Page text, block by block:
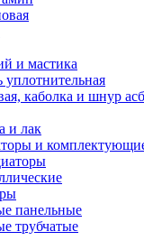
и мастика
каболка и шнур
и лак
и
панельные
трубчатые